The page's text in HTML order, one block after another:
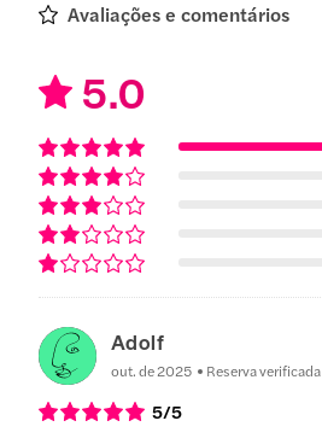
Avaliações e comentários
5.0
Adolf
out. de 2025 Reserva verificada
5/5